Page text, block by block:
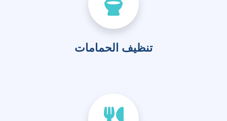
تنظيف الحمامات